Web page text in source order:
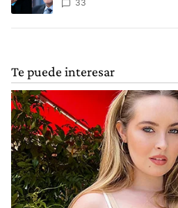
33